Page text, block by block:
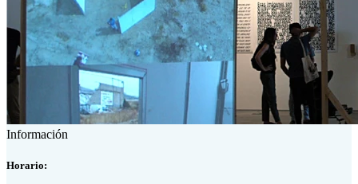
Información
Horario: